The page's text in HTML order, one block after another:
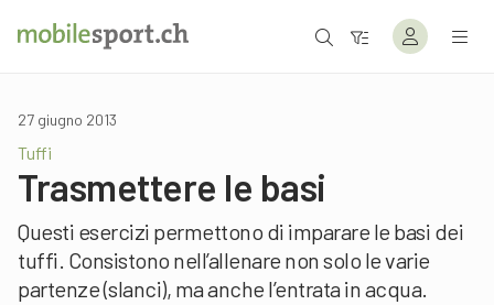
27 giugno 2013
Tuffi
Trasmettere le basi
Questi esercizi permettono di imparare le basi dei
tuffi. Consistono nell’allenare non solo le varie
partenze (slanci), ma anche l’entrata in acqua.